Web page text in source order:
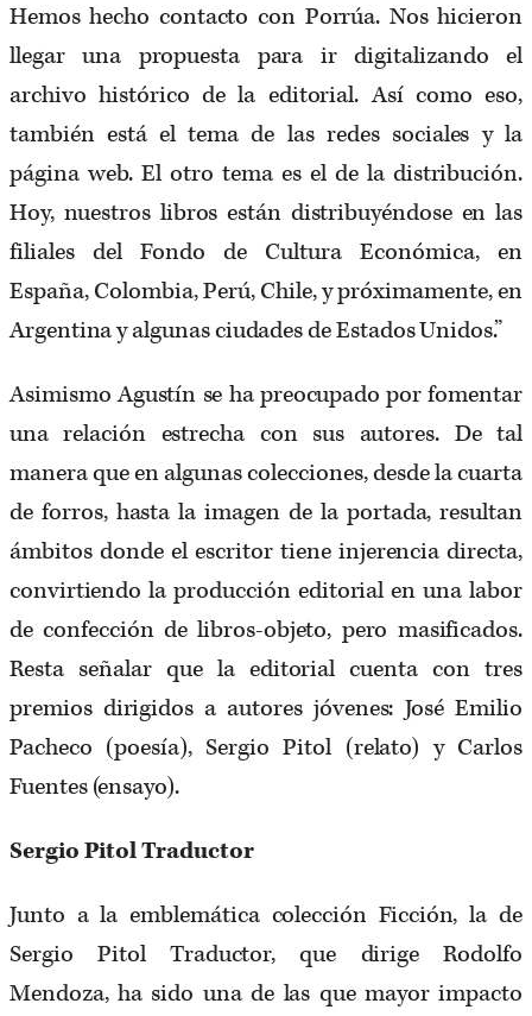
Hemos hecho contacto con Porrúa. Nos hicieron
llegar una propuesta para ir digitalizando el
archivo histórico de la editorial. Así como eso,
también está el tema de las redes sociales y la
página web. El otro tema es el de la distribución.
Hoy, nuestros libros están distribuyéndose en las
filiales del Fondo de Cultura Económica, en
España, Colombia, Perú, Chile, y próximamente, en
Argentina y algunas ciudades de Estados Unidos.”
Asimismo Agustín se ha preocupado por fomentar
una relación estrecha con sus autores. De tal
manera que en algunas colecciones, desde la cuarta
de forros, hasta la imagen de la portada, resultan
ámbitos donde el escritor tiene injerencia directa,
convirtiendo la producción editorial en una labor
de confección de libros-objeto, pero masificados.
Resta señalar que la editorial cuenta con tres
premios dirigidos a autores jóvenes: José Emilio
Pacheco (poesía), Sergio Pitol (relato) y Carlos
Fuentes (ensayo).
Sergio Pitol Traductor
Junto a la emblemática colección Ficción, la de
Sergio Pitol Traductor, que dirige Rodolfo
Mendoza, ha sido una de las que mayor impacto